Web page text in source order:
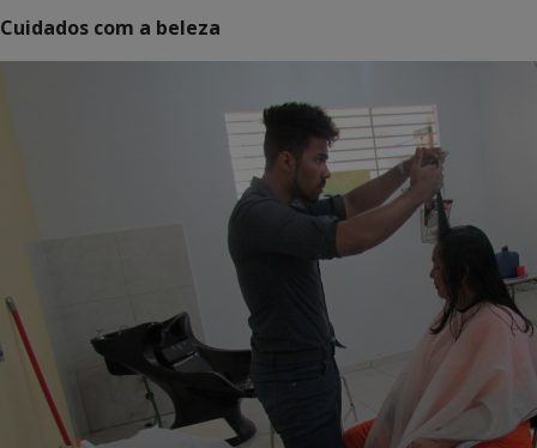
Cuidados com a beleza